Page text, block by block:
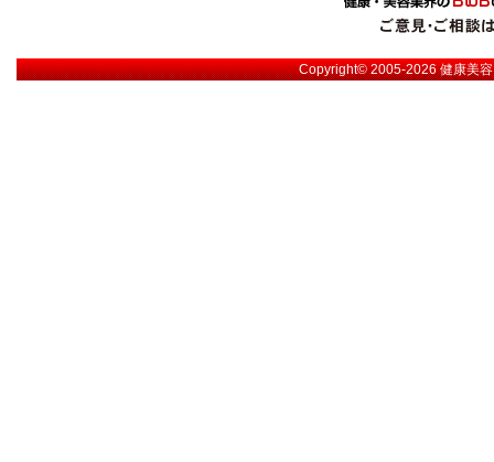
Copyright© 2005-2026健康美